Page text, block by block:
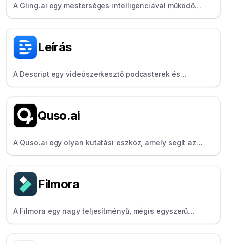
A Gling.ai egy mesterséges intelligenciával működő
videószerkesztő, amely segít az alkotóknak, hogy a
hibákat.Leírás
A Descript egy videószerkesztő podcasterek és
YouTuberek számára, amely lehetővé teszi a videó
mint az Overdub és a Studio Sound.
Quso.ai
A Quso.ai egy olyan kutatási eszköz, amely segít az
alkotóknak abban, hogy a YouTube-videókból azonnal
Filmora
A Filmora egy nagy teljesítményű, mégis egyszerű
videószerkesztő a növekvő alkotók számára, amely